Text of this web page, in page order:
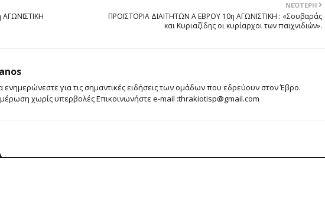
ΝΕΌΤΕΡΗ
ΠΡΟΪΣΤΟΡΙΑ ΔΙΑΙΤΗΤΩΝ Α ΕΒΡΟΥ 10η ΑΓΩΝΙΣΤΙΚΗ : «Σουβαράς
και Κυριαζίδης οι κυρίαρχοι των παιχνιδιών».
ενημερώνεστε για τις σημαντικές ειδήσεις των ομάδων που εδρεύουν στον Έβρο.
χωρίς υπερβολές Επικοινωνήστε e-mail :thrakiotisp@gmail.com